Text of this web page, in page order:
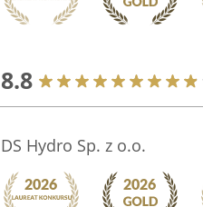
8.8
DS Hydro Sp. z o.o.